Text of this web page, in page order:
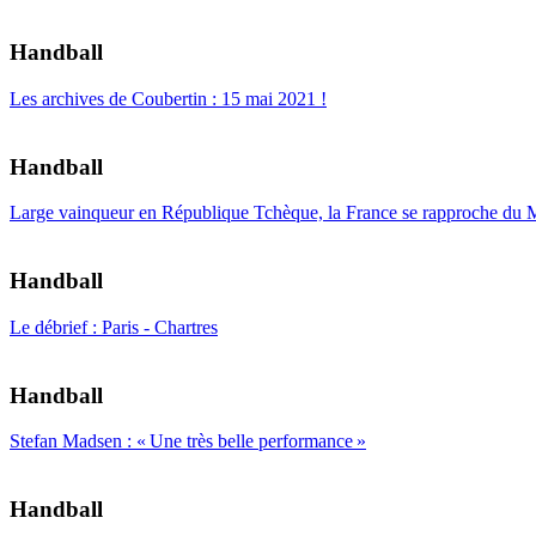
Handball
Les archives de Coubertin : 15 mai 2021 !
Handball
Large vainqueur en République Tchèque, la France se rapproche du
Handball
Le débrief : Paris - Chartres
Handball
Stefan Madsen : « Une très belle performance »
Handball